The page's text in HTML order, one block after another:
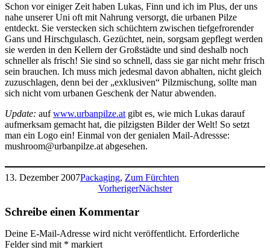
Schon vor einiger Zeit haben Lukas, Finn und ich im Plus, der uns
nahe unserer Uni oft mit Nahrung versorgt, die urbanen Pilze
entdeckt. Sie verstecken sich schüchtern zwischen tiefgefrorender
Gans und Hirschgulasch. Gezüchtet, nein, sorgsam gepflegt werden
sie werden in den Kellern der Großstädte und sind deshalb noch
schneller als frisch! Sie sind so schnell, dass sie gar nicht mehr frisch
sein brauchen. Ich muss mich jedesmal davon abhalten, nicht gleich
zuzuschlagen, denn bei der „exklusiven“ Pilzmischung, sollte man
sich nicht vom urbanen Geschenk der Natur abwenden.
Update: aufwww.urbanpilze.at gibt es, wie mich Lukas darauf
aufmerksam gemacht hat, die pilzigsten Bilder der Welt! So setzt
man ein Logo ein! Einmal von der genialen Mail-Adressse:
mushroom@urbanpilze.at abgesehen.
13. Dezember 2007Packaging, Zum Fürchten
VorherigerNächster
Schreibe einen Kommentar
Deine E-Mail-Adresse wird nicht veröffentlicht. Erforderliche
Felder sind mit * markiert